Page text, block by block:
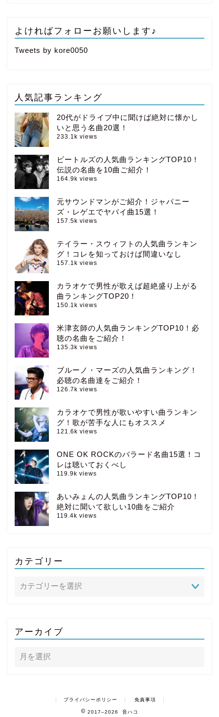
よければフォローお願いします♪
Tweets by kore0050
人気記事ランキング
20代がドライブ中に聞けば絶対に懐かし
いと思う名曲20選！
233.1k views
ビートルズの人気曲ランキングTOP10！
伝説の名曲を10曲ご紹介！
164.9k views
元サウンドマンがご紹介！ジャパニー
ズ・レゲエでヤバイ曲15選！
157.5k views
テイラー・スウィフトの人気曲ランキン
グ！コレを知っておけば間違いなし
157.1k views
カラオケで男性が歌えば超絶盛り上がる
曲ランキングTOP20！
150.1k views
米津玄師の人気曲ランキングTOP10！必
聴の名曲をご紹介！
135.3k views
ブルーノ・マーズの人気曲ランキング！
必聴の名曲達をご紹介！
126.7k views
カラオケで男性が歌いやすい曲ランキン
グ！歌が苦手な人にもオススメ
121.6k views
ONE OK ROCKのバラード名曲15選！コ
レは聴いておくべし
119.9k views
あいみょんの人気曲ランキングTOP10！
絶対に聞いて欲しい10曲をご紹介
119.4k views
カテゴリー
アーカイブ
プライバシーポリシー 免責事項
2017–2026 音ハコ